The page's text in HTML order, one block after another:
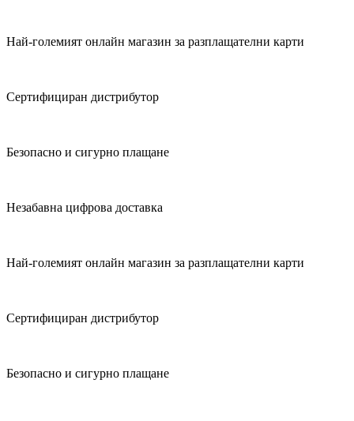
Най-големият онлайн магазин за разплащателни карти
Сертифициран дистрибутор
Безопасно и сигурно плащане
Незабавна цифрова доставка
Най-големият онлайн магазин за разплащателни карти
Сертифициран дистрибутор
Безопасно и сигурно плащане